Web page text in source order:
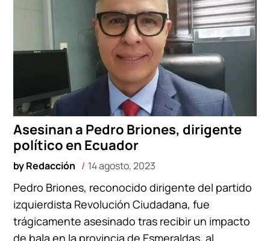
Asesinan a Pedro Briones, dirigente
político en Ecuador
byRedacción 14 agosto, 2023
Pedro Briones, reconocido dirigente del partido
izquierdista Revolución Ciudadana, fue
trágicamente asesinado tras recibir un impacto